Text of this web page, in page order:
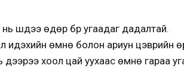
шүдээ өдөр бүр угаадаг дадалтай.
идэхийн өмнө болон ариун цэврийн
дээрээ хоол цай уухаас өмнө гараа